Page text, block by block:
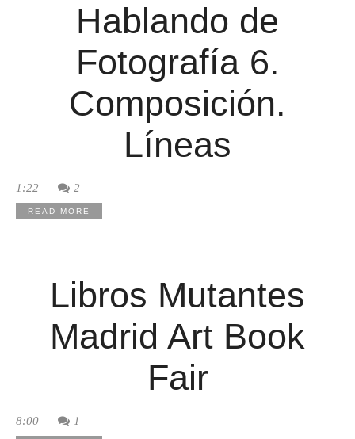
Hablando de
Fotografía 6.
Composición.
Líneas
1:22 2
READ MORE
Libros Mutantes
Madrid Art Book
Fair
8:00 1